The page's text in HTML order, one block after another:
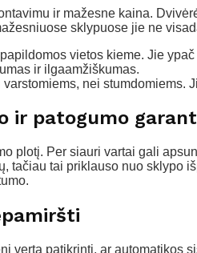
ir mažesne kaina.
sklypuose jie ne
vietos kieme. Jie
ir ilgaamžiškumas.
nei
ir patogumo
plotį. Per siauri vartai gali
tačiau tai priklauso nuo sklypo
verta patikrinti, ar